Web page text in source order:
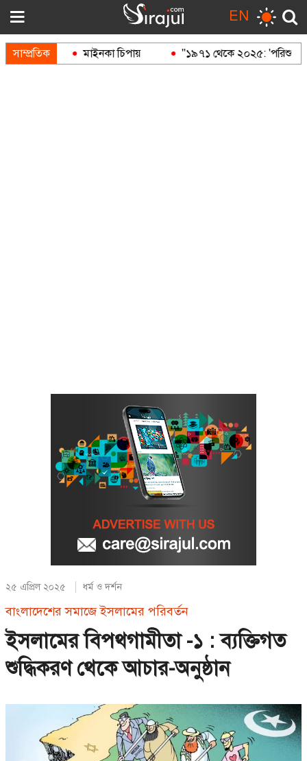
EN
সাম্প্রতিক
বন্দুক মাইনকা চিপায় "১৯৭১ থেকে ২০২৫: 'পরিশুদ্ধ'
২৫ এপ্রিল ২০২৫ ধর্ম ও দর্শন
বাংলাদেশের সমাজে ইসলামের পরিবর্তন
ইসলামের বিপথগামীতা -১ : ব্যক্তিগত
শুদ্ধিকরণ থেকে আচার-অনুষ্ঠান